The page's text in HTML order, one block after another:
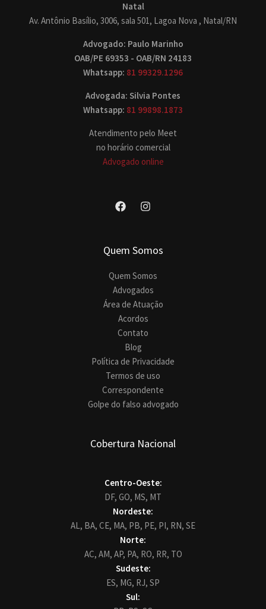
Natal
Av. Antônio Basílio, 3006, sala 501, Lagoa Nova , Natal/RN
Advogado: Paulo Marinho
OAB/PE 69353 - OAB/RN 24183
Whatsapp: 81 99329.1296
Advogada: Silvia Pontes
Whatsapp: 81 99898.1873
Atendimento pelo Meet
no horário comercial
Advogado online
Quem Somos
Quem Somos
Advogados
Área de Atuação
Acordos
Contato
Blog
Política de Privacidade
Termos de uso
Correspondente
Golpe do falso advogado
Cobertura Nacional
Centro-Oeste:
DF, GO, MS, MT
Nordeste:
AL, BA, CE, MA, PB, PE, PI, RN, SE
Norte:
AC, AM, AP, PA, RO, RR, TO
Sudeste:
ES, MG, RJ, SP
Sul: